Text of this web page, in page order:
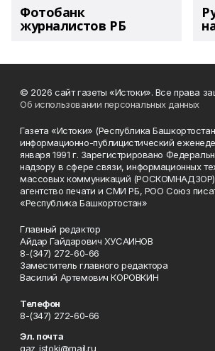
Фотобанк
журналистов РБ
© 2026 сайт газеты «Истоки». Все права
Об использовании персональных данных
Газета «Истоки» (Республика
информационно-публицистический
января 1991 г. Зарегистрировано
надзору в сфере связи, информационных
массовых коммуникаций
агентство печати и СМИ РБ, РОО Союз
«Республика Башкортостан»
Главный редактор
Айдар Гайдарович ХУСАИНОВ
8-(347) 272-60-66
Заместитель главного редактора
Василий Артемович КОРОВКИН
Телефон
8-(347) 272-60-66
Эл. почта
gaz_istoki@mail.ru